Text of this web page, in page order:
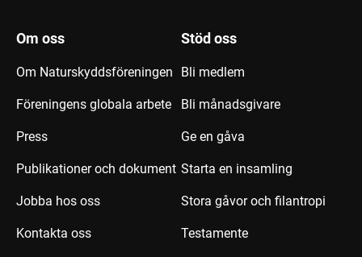
Om oss
Om Naturskyddsföreningen
Föreningens globala arbete
Press
Publikationer och dokument
Jobba hos oss
Kontakta oss
Stöd oss
Bli medlem
Bli månadsgivare
Ge en gåva
Starta en insamling
Stora gåvor och filantropi
Testamente